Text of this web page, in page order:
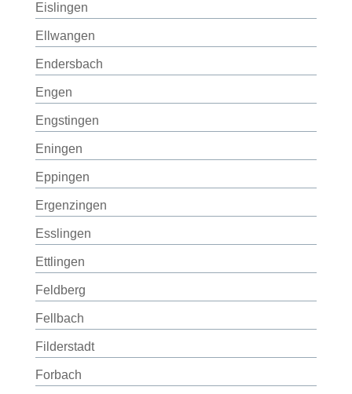
Eislingen
Ellwangen
Endersbach
Engen
Engstingen
Eningen
Eppingen
Ergenzingen
Esslingen
Ettlingen
Feldberg
Fellbach
Filderstadt
Forbach